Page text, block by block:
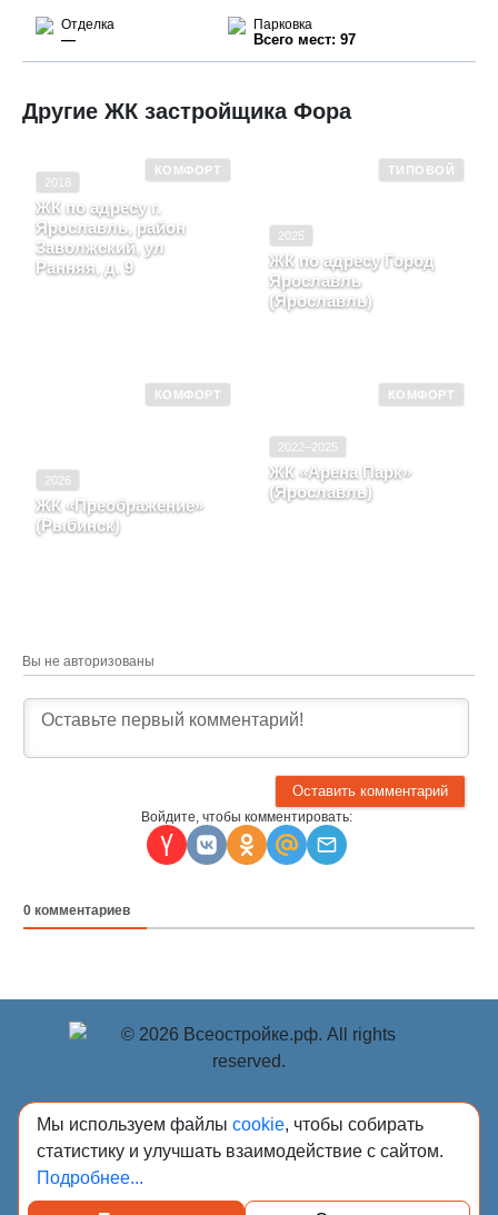
Отделка
—
Парковка
Всего мест: 97
Другие ЖК застройщика Фора
КОМФОРТ
2018
ЖК по адресу г.
Ярославль, район
Заволжский, ул
Ранняя, д. 9
ТИПОВОЙ
2025
ЖК по адресу Город
Ярославль
(Ярославль)
КОМФОРТ
2026
ЖК «Преображение»
(Рыбинск)
КОМФОРТ
2022–2025
ЖК «Арена Парк»
(Ярославль)
Вы не авторизованы
Войдите, чтобы комментировать:
0 комментариев
© Учредитель: Индивидуальный предприниматель
Опрышко Светлана Александровна, 2018-2026.
Сообщения и материалы сетевого издания «Всё о
стройке» (зарегистрировано Федеральной службой по
надзору в сфере связи, информационных технологий и
Мы используем файлы cookie, чтобы собирать
статистику и улучшать взаимодействие с сайтом.
Подробнее...